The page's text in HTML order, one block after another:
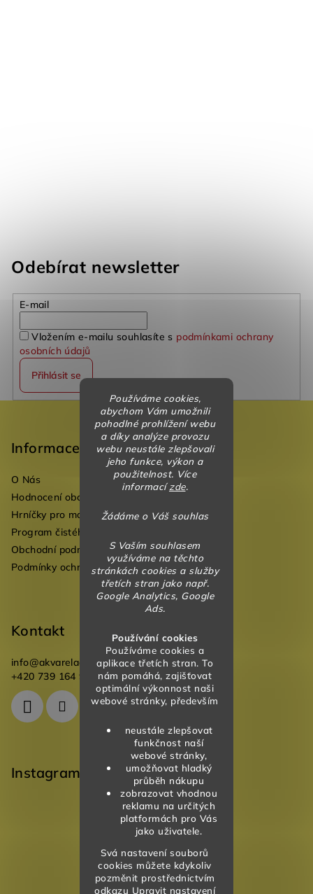
Používáme cookies,
abychom Vám umožnili
pohodlné prohlížení webu
a díky analýze provozu
webu neustále zlepšovali
jeho funkce, výkon a
použitelnost. Více
informacízde.
Žádáme o Váš souhlas
S Vaším souhlasem
využíváme na těchto
stránkách cookies a služby
třetích stran jako např.
Google Analytics, Google
Ads.
Používání cookies
Používáme cookies a
aplikace třetích stran. To
nám pomáhá, zajišťovat
optimální výkonnost naši
webové stránky, především
neustále zlepšovat
funkčnost naší
webové stránky,
umožňovat hladký
průběh nákupu
zobrazovat vhodnou
reklamu na určitých
platformách pro Vás
jako uživatele.
Svá nastavení souborů
cookies můžete kdykoliv
pozměnit prostřednictvím
odkazu Upravit nastavení
Odebírat newsletter
E-mail
Vložením e-mailu souhlasíte s podmínkami ochrany
osobních údajů
Přihlásit se
Informace
O Nás
Hodnocení obchodu
Hrníčky pro mateřské školky
Program čistého vzduchu pro mateřské školy
Obchodní podmínky
Podmínky ochrany osobních údajů
Kontakt
info@akvareladesign.cz
+420 739 164 946
Instagram